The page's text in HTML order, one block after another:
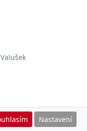
Nastavení